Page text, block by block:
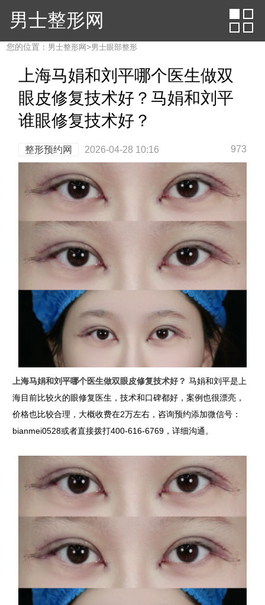
男士整形网
您的位置： 男士整形网>男士眼部整形
上海马娟和刘平哪个医生做双
眼皮修复技术好？马娟和刘平
谁眼修复技术好？
整形预约网 2026-04-28 10:16 973
上海马娟和刘平哪个医生做双眼皮修复技术好？ 马娟和刘平是上
海目前比较火的眼修复医生，技术和口碑都好，案例也很漂亮，
价格也比较合理，大概收费在2万左右，咨询预约添加微信号：
bianmei0528或者直接拨打400-616-6769，详细沟通。